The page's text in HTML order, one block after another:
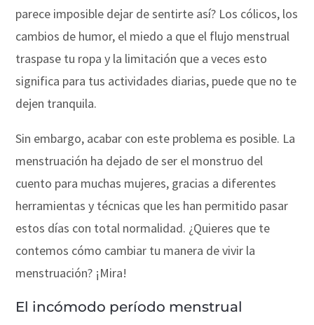
parece imposible dejar de sentirte así? Los cólicos, los
cambios de humor, el miedo a que el flujo menstrual
traspase tu ropa y la limitación que a veces esto
significa para tus actividades diarias, puede que no te
dejen tranquila.
Sin embargo, acabar con este problema es posible. La
menstruación ha dejado de ser el monstruo del
cuento para muchas mujeres, gracias a diferentes
herramientas y técnicas que les han permitido pasar
estos días con total normalidad. ¿Quieres que te
contemos cómo cambiar tu manera de vivir la
menstruación? ¡Mira!
El incómodo período menstrual